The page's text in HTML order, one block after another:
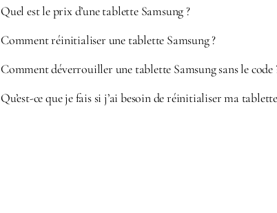
Quel est le prix d’une tablette Samsung ?
Comment réinitialiser une tablette Samsung ?
Comment déverrouiller une tablette Samsung sans le code
Qu’est-ce que je fais si j’ai besoin de réinitialiser ma